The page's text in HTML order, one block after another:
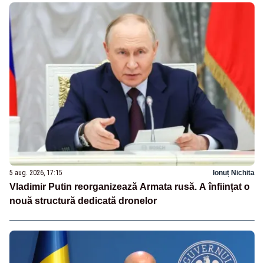
5 aug. 2026, 17:15 Ionuț Nichita
Vladimir Putin reorganizează Armata rusă. A înființat o
nouă structură dedicată dronelor